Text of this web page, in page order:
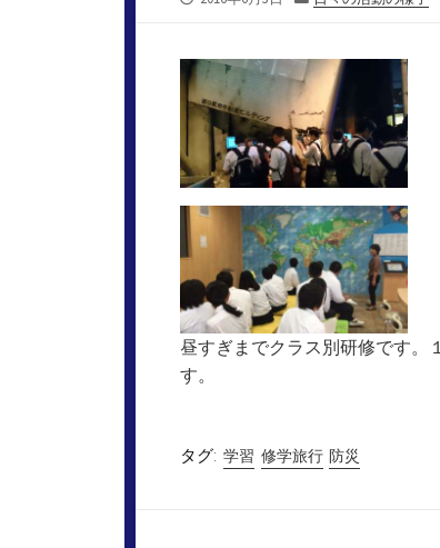
リ
ー
昼すぎまでクラス別研修です。
す。
タグ: 学習 修学旅行 防災